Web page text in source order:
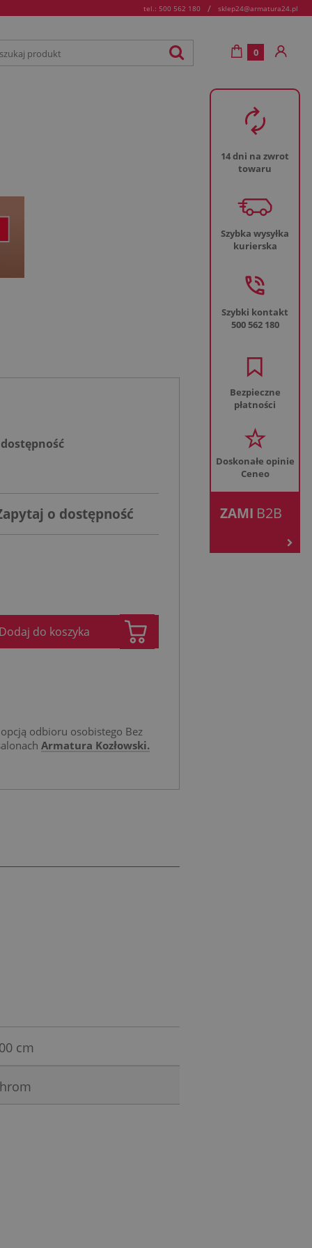
tel.: 500 562 180 / sklep24@armatura24.pl
0
o dostępność
Dodaj do koszyka
odbioru osobistego Bez
Armatura Kozłowski.
cm
14 dni na zwrot
towaru
Szybka wysyłka
kurierska
Szybki kontakt
500 562 180
Bezpieczne
płatności
Doskonałe opinie
Ceneo
ZAMI B2B